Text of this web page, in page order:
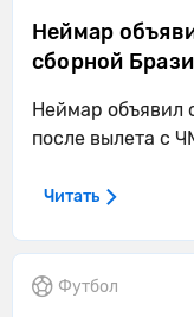
Неймар
сборной
Неймар объявил
после вылета с
Читать
Футбол